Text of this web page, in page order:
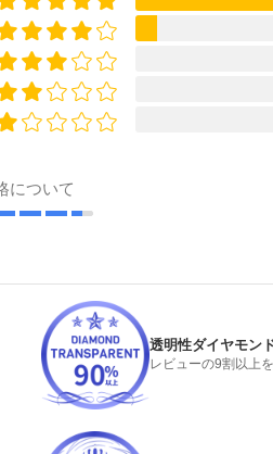
について
透明性ダイヤモン
レビューの9割以上